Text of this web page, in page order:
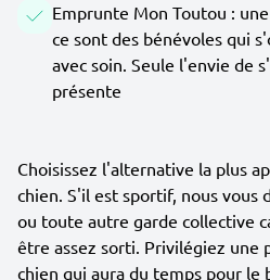
Emprunte Mon Toutou :
ce sont des bénévoles qui
avec soin. Seule l'envie de
présente
Choisissez l'alternative la plus
chien. S'il est sportif, nous vous
ou toute autre garde collective
être assez sorti. Privilégiez une
chien qui aura du temps pour le